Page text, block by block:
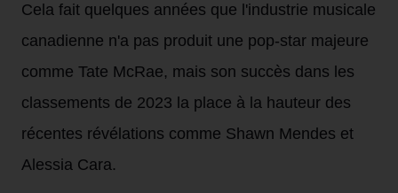
Cela fait quelques années que l'industrie musicale
canadienne n'a pas produit une pop-star majeure
comme Tate McRae, mais son succès dans les
classements de 2023 la place à la hauteur des
récentes révélations comme Shawn Mendes et
Alessia Cara.